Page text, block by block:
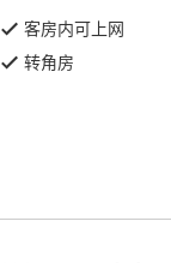
客房内可上网
转角房